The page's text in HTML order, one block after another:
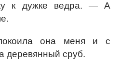
к дужке ведра. — А
она меня и с
деревянный сруб.